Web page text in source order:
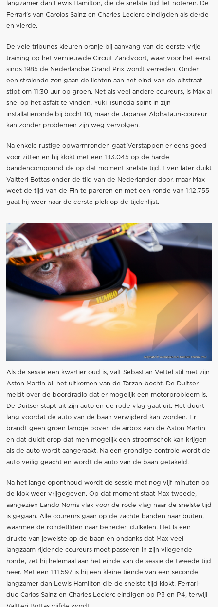
langzamer dan Lewis Hamilton, die de snelste tijd liet noteren. De
Ferrari’s van Carolos Sainz en Charles Leclerc eindigden als derde
en vierde.
De vele tribunes kleuren oranje bij aanvang van de eerste vrije
training op het vernieuwde Circuit Zandvoort, waar voor het eerst
sinds 1985 de Nederlandse Grand Prix wordt verreden. Onder
een stralende zon gaan de lichten aan het eind van de pitstraat
stipt om 11:30 uur op groen. Net als veel andere coureurs, is Max al
snel op het asfalt te vinden. Yuki Tsunoda spint in zijn
installatieronde bij bocht 10, maar de Japanse AlphaTauri-coureur
kan zonder problemen zijn weg vervolgen.
Na enkele rustige opwarmronden gaat Verstappen er eens goed
voor zitten en hij klokt met een 1:13.045 op de harde
bandencompound de op dat moment snelste tijd. Even later duikt
Valtteri Bottas onder de tijd van de Nederlander door, maar Max
weet de tijd van de Fin te pareren en met een ronde van 1:12.755
gaat hij weer naar de eerste plek op de tijdenlijst.
Als de sessie een kwartier oud is, valt Sebastian Vettel stil met zijn
Aston Martin bij het uitkomen van de Tarzan-bocht. De Duitser
meldt over de boordradio dat er mogelijk een motorprobleem is.
De Duitser stapt uit zijn auto en de rode vlag gaat uit. Het duurt
lang voordat de auto van de baan verwijderd kan worden. Er
brandt geen groen lampje boven de airbox van de Aston Martin
en dat duidt erop dat men mogelijk een stroomschok kan krijgen
als de auto wordt aangeraakt. Na een grondige controle wordt de
auto veilig geacht en wordt de auto van de baan getakeld.
Na het lange oponthoud wordt de sessie met nog vijf minuten op
de klok weer vrijgegeven. Op dat moment staat Max tweede,
aangezien Lando Norris vlak voor de rode vlag naar de snelste tijd
is gegaan. Alle coureurs gaan op de zachte banden naar buiten,
waarmee de rondetijden naar beneden duikelen. Het is een
drukte van jewelste op de baan en ondanks dat Max veel
langzaam rijdende coureurs moet passeren in zijn vliegende
ronde, zet hij helemaal aan het einde van de sessie de tweede tijd
neer. Met een 1:11.597 is hij een kleine tiende van een seconde
langzamer dan Lewis Hamilton die de snelste tijd klokt. Ferrari-
duo Carlos Sainz en Charles Leclerc eindigen op P3 en P4, terwijl